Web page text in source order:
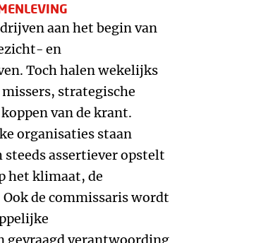
aan het begin van
en
Toch halen wekelijks
strategische
van de krant.
organisaties staan
assertiever opstelt
het klimaat, de
de commissaris wordt